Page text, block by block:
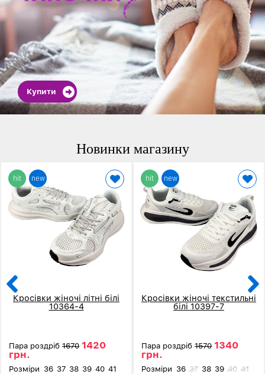
Купити
Новинки магазину
Кросівки жіночі літні білі
10364-4
Пара роздріб 1670 1420
грн.
Розміри 36 37 38 39 40 41
hit new
Кросівки жіночі текстильні
білі 10397-7
Пара роздріб 1570 1340
грн.
Розміри 36 37 38 39 40 41
hit new